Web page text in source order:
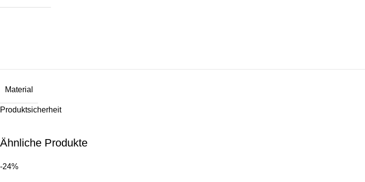
Material
Produktsicherheit
Ähnliche Produkte
-24%